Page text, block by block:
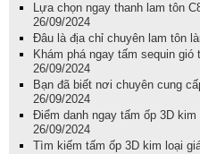
Lựa chọn ngay thanh lam tôn
26/09/2024
Đâu là địa chỉ chuyên lam tôn
Khám phá ngay tấm sequin
26/09/2024
Bạn đã biết nơi chuyên cung
26/09/2024
Điểm danh ngay tấm ốp 3D
26/09/2024
Tìm kiếm tấm ốp 3D kim loại